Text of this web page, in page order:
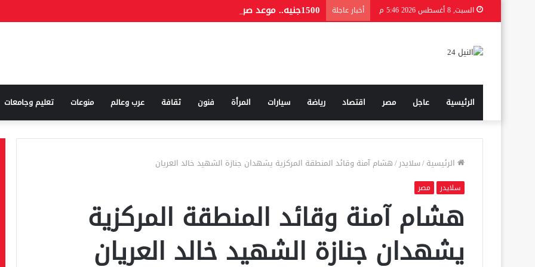
السبت, 8 أغسطس 2026 5:46 م أخبار عاجلة 1500جنيه.. موعد صرف منحة المولد النبوي 2026 للعمالة غير المنتظمة
الرئيسية عاجل مصر اقتصاد رياضة سيارات المرأة فنون ثقافة عرب وعالم منوعات تعليم وجامعات
الرئيسية/سلايدر/هشام آمنة وقائد المنطقة المركزية يشهدان جنازة الشهيد خالد العريان
سلايدر مصر
هشام آمنة وقائد المنطقة المركزية
يشهدان جنازة الشهيد خالد العريان